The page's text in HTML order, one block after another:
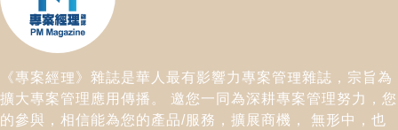
《專案經理》雜誌是華人最有影響力專案管理雜誌，宗旨為
擴大專案管理應用傳播。 邀您一同為深耕專案管理努力，您
的參與，相信能為您的產品/服務，擴展商機， 無形中，也